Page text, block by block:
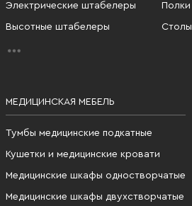
Электрические штабелеры
Высотные штабелеры
Полки
Столы
МЕДИЦИНСКАЯ МЕБЕЛЬ
Тумбы медицинские подкатные
Кушетки и медицинские кровати
Медицинские шкафы одностворчатые
Медицинские шкафы двухстворчатые